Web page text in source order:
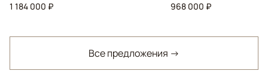
1 184 000 ₽
968 000 ₽
Все предложения →